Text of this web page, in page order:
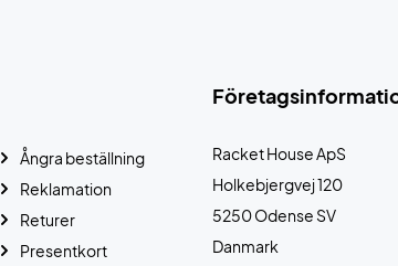
Racket House ApS
Holkebjergvej 120
5250 Odense SV
Danmark
Ångra beställning
Reklamation
Returer
Presentkort